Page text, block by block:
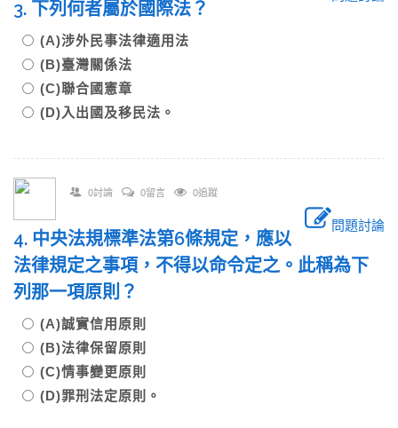
3. 下列何者屬於國際法？
(A)涉外民事法律適用法
(B)臺灣關係法
(C)聯合國憲章
(D)入出國及移民法。
0討論 0留言 0追蹤
問題討論
4. 中央法規標準法第6條規定，應以
法律規定之事項，不得以命令定之。此稱為下
列那一項原則？
(A)誠實信用原則
(B)法律保留原則
(C)情事變更原則
(D)罪刑法定原則。